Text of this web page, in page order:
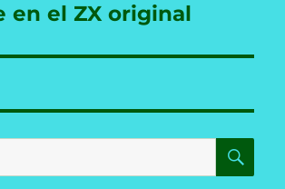
en el ZX original